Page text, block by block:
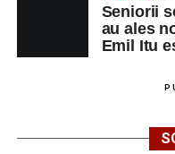
Seniorii
au ales
Emil Itu